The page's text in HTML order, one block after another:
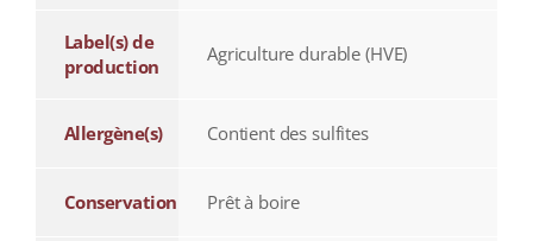
Label(s) de
production
Agriculture durable (HVE)
Allergène(s) Contient des sulfites
Conservation Prêt à boire